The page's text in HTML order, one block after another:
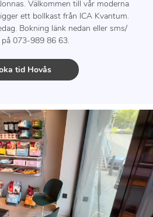
Välkommen till vår moderna
ett bollkast från ICA Kvantum.
Bokning länk nedan eller sms/
073-989 86 63.
tid Hovås